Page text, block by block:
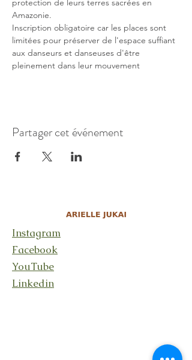
protection de leurs terres sacrées en
Amazonie.
Inscription obligatoire car les places sont
limitées pour préserver de l'espace suffiant
aux danseurs et danseuses d'être
pleinement dans leur mouvement
Partager cet événement
Instagram
Facebook
YouTube
Linkedin